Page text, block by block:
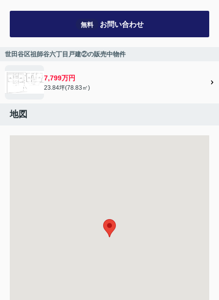
無料 お問い合わせ
世田谷区祖師谷六丁目戸建②の販売中物件
7,799万円
23.84坪(78.83㎡)
地図